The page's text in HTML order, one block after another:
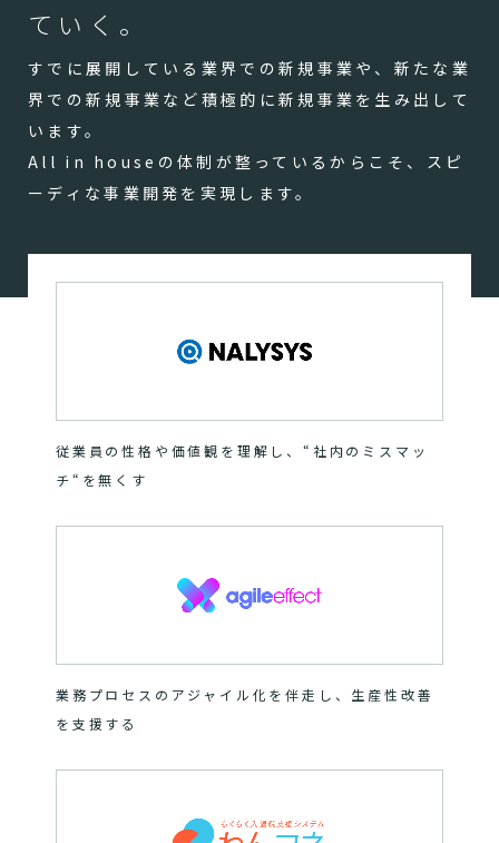
ていく。
すでに展開している業界での新規事業や、新たな業
界での新規事業など積極的に新規事業を生み出して
います。
All in houseの体制が整っているからこそ、スピ
ーディな事業開発を実現します。
従業員の性格や価値観を理解し、“社内のミスマッ
チ“を無くす
業務プロセスのアジャイル化を伴走し、生産性改善
を支援する